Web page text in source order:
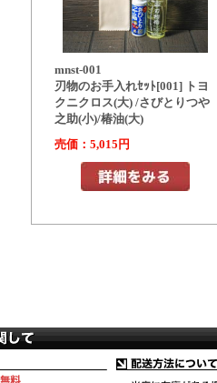
mnst-001
刃物のお手入れｾｯﾄ[001] トヨ
クニクロス(大) /さびとりつや
之助(小)/椿油(大)
売価：5,015円